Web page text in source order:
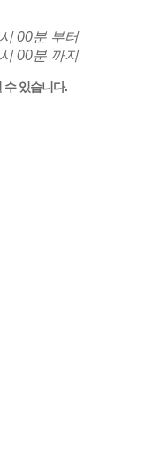
00분 부터
00분 까지
수 있습니다.